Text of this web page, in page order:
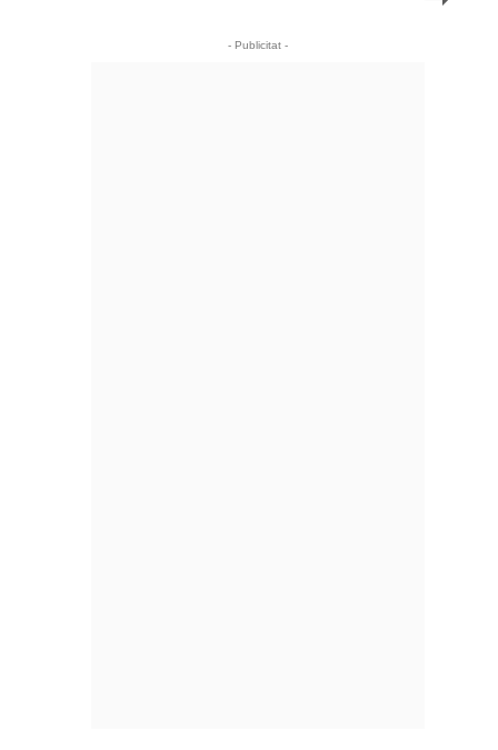
- Publicitat -